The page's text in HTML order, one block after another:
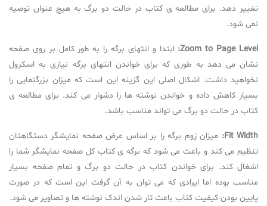
تغییر دهد. برای مطالعه ی کتاب در حالت دو برگ به هیچ عنوان توصیه
نمی شود.
Zoom to Page Level: ابتدا و انتهای برگه را به طور کامل بر روی صفحه
نشان می دهد به طوری که برای خواندن انتهای برگه نیازی به اسکرول
نخواهید داشت. اشکال اصلی این گزینه این است که میزان بزرگنمایی را
بسیار کاهش داده و خواندن نوشته ها را دشوار می کند. برای مطالعه ی
کتاب در حالت دو برگ می تواند مناسب باشد.
Fit Width: میزان زوم برگه را بر اساس عرض صفحه نمایشگر دستگاهتان
تنظیم می کند و باعث می شود که برگه ی کتاب کل صفحه نمایشگر شما را
اشغال کند. برای خواندن کتاب در حالت دو برگ و تمام صفحه بسیار
مناسب بوده اما ایرادی که می توان به آن گرفت این است که در صورت
پایین بودن کیفیت کتاب باعث تار شدن اندک نوشته ها و تصاویر می شود.